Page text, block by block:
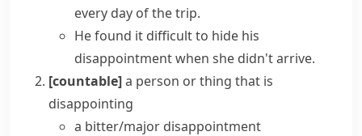
every day of the trip.
He found it difficult to hide his
disappointment when she didn't arrive.
[countable]a person or thing that is
disappointing
a bitter/major disappointment